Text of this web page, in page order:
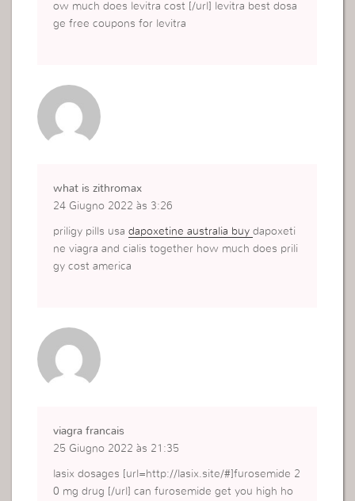
ow much does levitra cost [/url] levitra best dosa
ge free coupons for levitra
what is zithromax
24 Giugno 2022 às 3:26
priligy pills usadapoxetine australia buydapoxeti
ne viagra and cialis together how much does prili
gy cost america
viagra francais
25 Giugno 2022 às 21:35
lasix dosages [url=http://lasix.site/#]furosemide 2
0 mg drug [/url] can furosemide get you high ho